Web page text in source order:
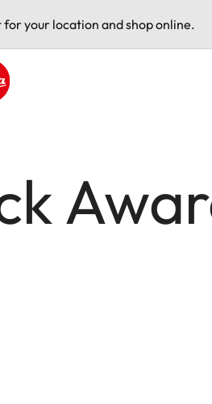
your location and shop online.